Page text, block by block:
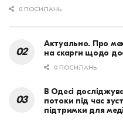
0 ПОСИЛАНЬ
Актуально. Про
на скарги щодо
0 ПОСИЛАНЬ
В Одесі
потоки під час
підтримки для